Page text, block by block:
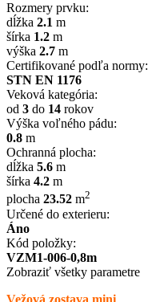
Rozmery prvku:
dĺžka 2.1 m
šírka 1.2 m
výška 2.7 m
Certifikované podľa normy:
STN EN 1176
Veková kategória:
od 3 do 14 rokov
Výška voľného pádu:
0.8 m
Ochranná plocha:
dĺžka 5.6 m
šírka 4.2 m
plocha 23.52 m2
Určené do exterieru:
Áno
Kód položky:
VZM1-006-0,8m
Zobraziť všetky parametre
Vežová zostava mini